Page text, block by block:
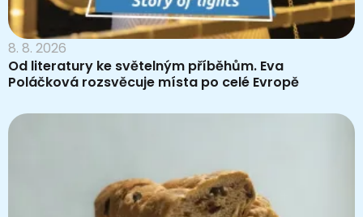
8. 8. 2026
Od literatury ke světelným příběhům. Eva
Poláčková rozsvěcuje místa po celé Evropě